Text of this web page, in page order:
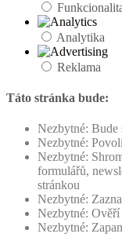
Analytika
Reklama
Táto stránka bude:
Nezbytné: Bude
Nezbytné:
Nezbytné:
formulářů,
stránkou
Nezbytné:
Nezbytné: Ověří
Nezbytné: